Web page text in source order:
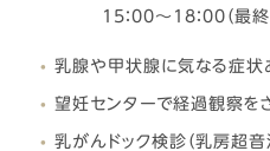
15：00～18：00（最終
乳腺や甲状腺に気なる症状
望妊センターで経過観察を
乳がんドック検診（乳房超音